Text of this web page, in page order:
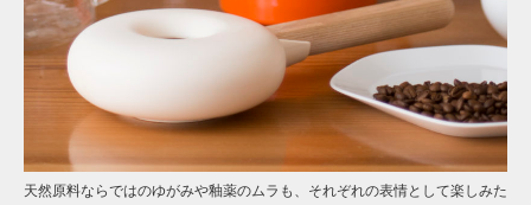
天然原料ならではのゆがみや釉薬のムラも、それぞれの表情として楽しみた